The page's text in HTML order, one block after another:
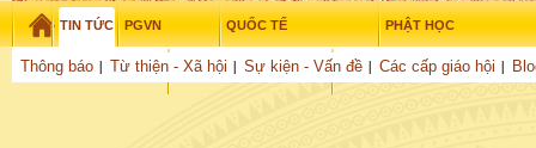
TIN TỨC
Thông báo Từ thiện - Xã hội Sự kiện - Vấn đề Các cấp giáo hội
PGVN QUỐC TẾ PHẬT HỌC
THỜI ĐẠI TUỔI TRẺ NGHIÊN CỨU
Thứ năm - 6/08/2026 – 14:39:06